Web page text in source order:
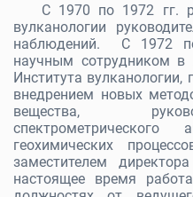
С 1970 по 1972 гг.
вулканологии
наблюдений. С 1972
научным сотрудником в
Института
внедрением новых
вещества,
геохимических
заместителем
настоящее время